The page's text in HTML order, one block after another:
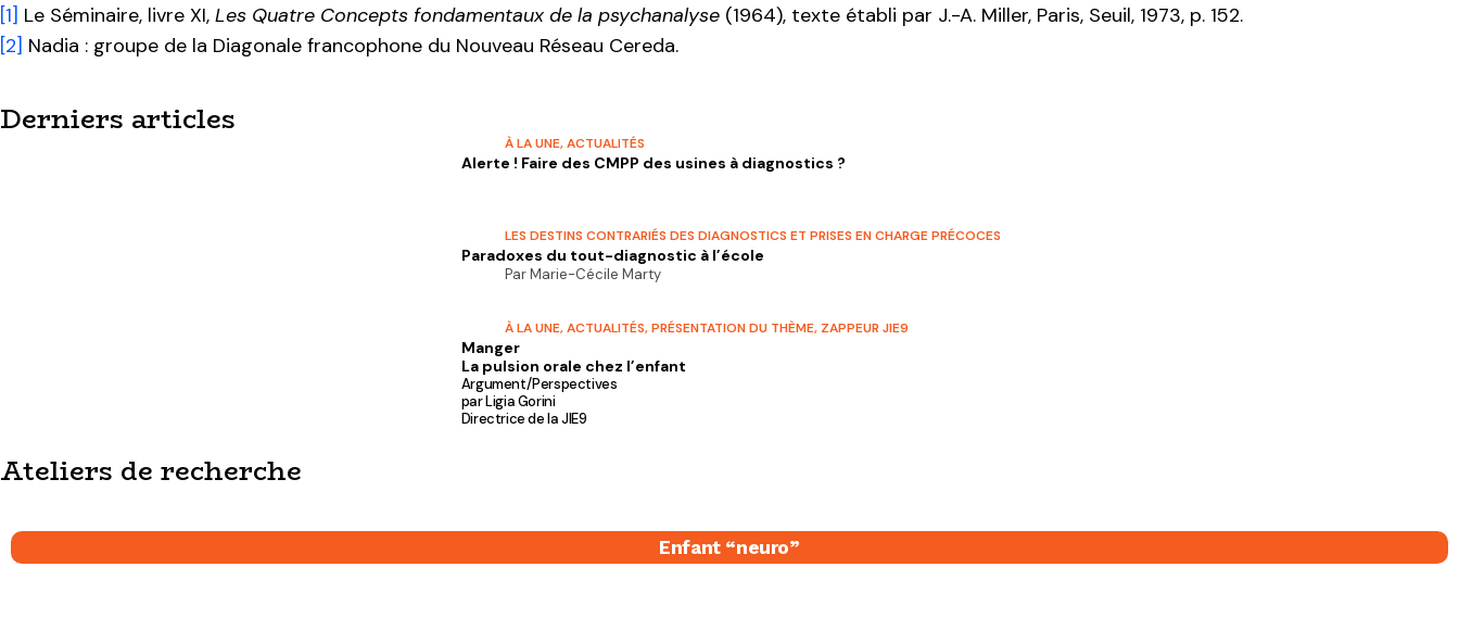
[1] Le Séminaire, livre XI, Les Quatre Concepts fondamentaux de la psychanalyse (1964), texte établi par J.-A. Miller, Paris, Seuil, 1973, p. 152.
[2] Nadia : groupe de la Diagonale francophone du Nouveau Réseau Cereda.
Derniers articles
À LA UNE,ACTUALITÉS
Alerte ! Faire des CMPP des usines à diagnostics ?
LES DESTINS CONTRARIÉS DES DIAGNOSTICS ET PRISES EN CHARGE PRÉCOCES
Paradoxes du tout-diagnostic à l’école
Par Marie-Cécile Marty
À LA UNE,ACTUALITÉS,PRÉSENTATION DU THÈME, ZAPPEUR JIE9
Manger
La pulsion orale chez l’enfant
Argument/Perspectives
par Ligia Gorini
Directrice de la JIE9
Ateliers de recherche
Enfant “neuro”